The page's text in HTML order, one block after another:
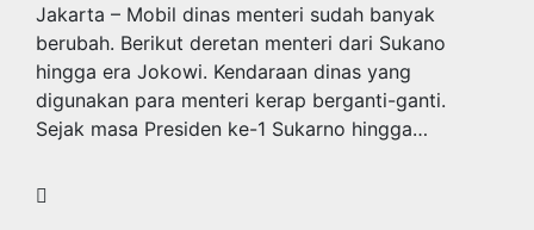
Jakarta – Mobil dinas menteri sudah banyak
berubah. Berikut deretan menteri dari Sukano
hingga era Jokowi. Kendaraan dinas yang
digunakan para menteri kerap berganti-ganti.
Sejak masa Presiden ke-1 Sukarno hingga…